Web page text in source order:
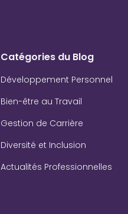
Catégories du Blog
Développement Personnel
Bien-être au Travail
Gestion de Carrière
Diversité et Inclusion
Actualités Professionnelles